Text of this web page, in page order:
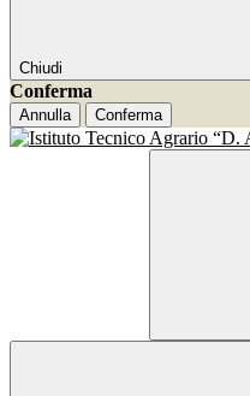
Chiudi
Conferma
Annulla Conferma